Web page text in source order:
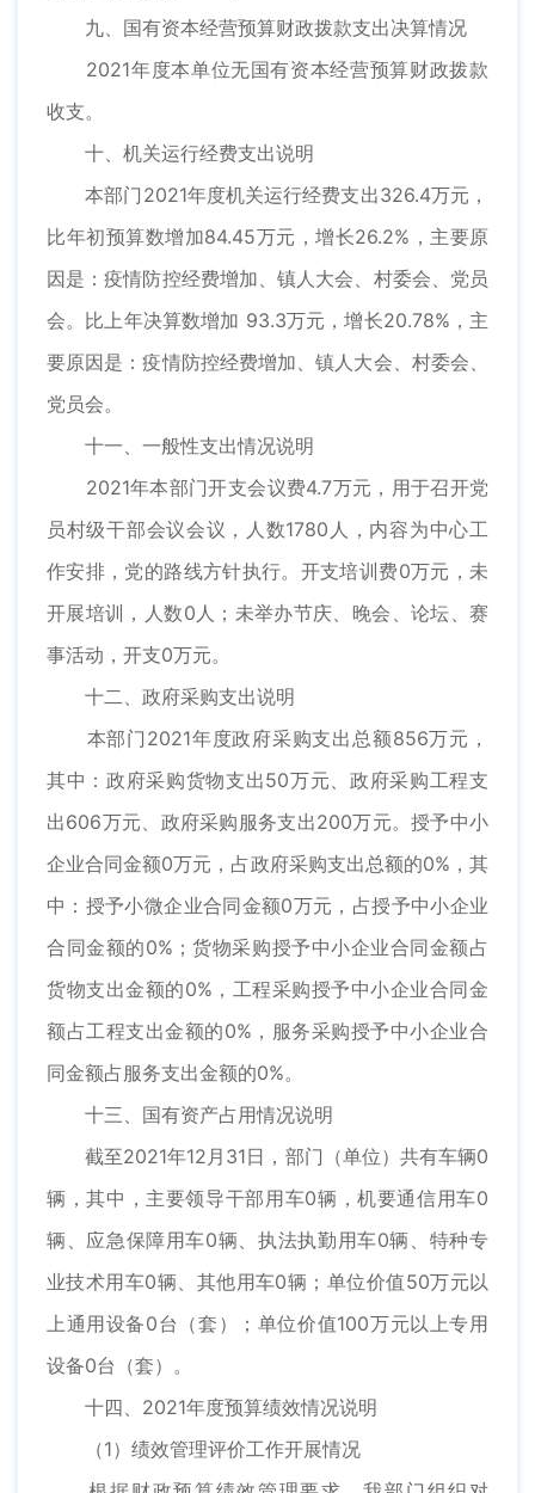
九、国有资本经营预算财政拨款支出决算情况
2021年度本单位无国有资本经营预算财政拨款
收支。
十、机关运行经费支出说明
本部门2021年度机关运行经费支出326.4万元，
比年初预算数增加84.45万元，增长26.2%，主要原
因是：疫情防控经费增加、镇人大会、村委会、党员
会。比上年决算数增加 93.3万元，增长20.78%，主
要原因是：疫情防控经费增加、镇人大会、村委会、
党员会。
十一、一般性支出情况说明
2021年本部门开支会议费4.7万元，用于召开党
员村级干部会议会议，人数1780人，内容为中心工
作安排，党的路线方针执行。开支培训费0万元，未
开展培训，人数0人；未举办节庆、晚会、论坛、赛
事活动，开支0万元。
十二、政府采购支出说明
本部门2021年度政府采购支出总额856万元，
其中：政府采购货物支出50万元、政府采购工程支
出606万元、政府采购服务支出200万元。授予中小
企业合同金额0万元，占政府采购支出总额的0%，其
中：授予小微企业合同金额0万元，占授予中小企业
合同金额的0%；货物采购授予中小企业合同金额占
货物支出金额的0%，工程采购授予中小企业合同金
额占工程支出金额的0%，服务采购授予中小企业合
同金额占服务支出金额的0%。
十三、国有资产占用情况说明
截至2021年12月31日，部门（单位）共有车辆0
辆，其中，主要领导干部用车0辆，机要通信用车0
辆、应急保障用车0辆、执法执勤用车0辆、特种专
业技术用车0辆、其他用车0辆；单位价值50万元以
上通用设备0台（套）；单位价值100万元以上专用
设备0台（套）。
十四、2021年度预算绩效情况说明
（1）绩效管理评价工作开展情况